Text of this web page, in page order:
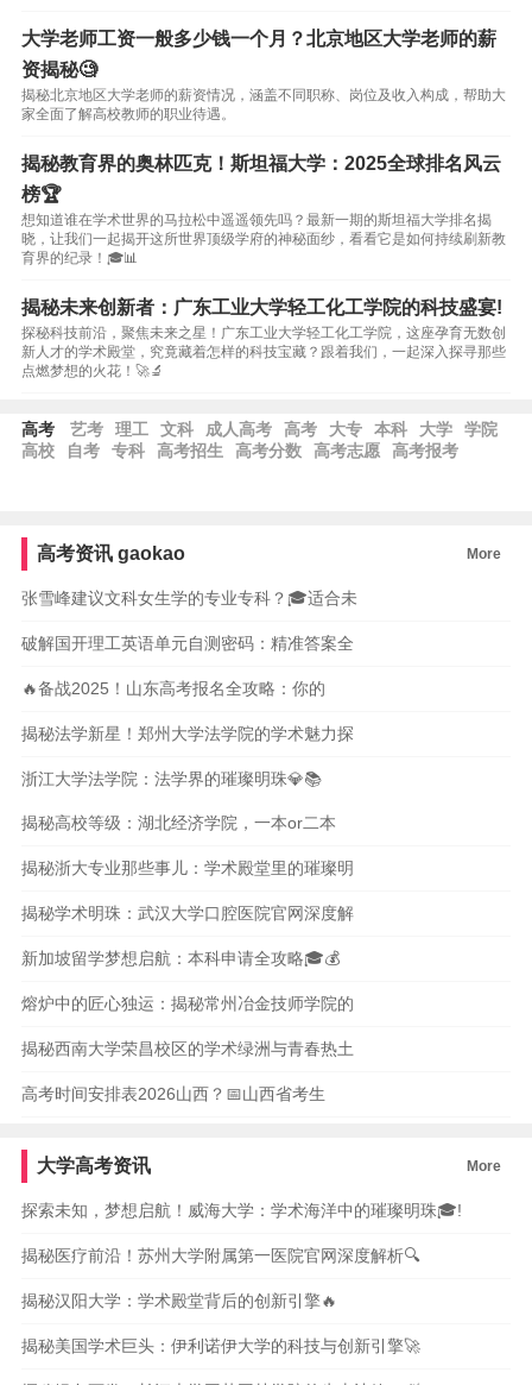
大学老师工资一般多少钱一个月？北京地区大学老师的薪
资揭秘🧐
揭秘北京地区大学老师的薪资情况，涵盖不同职称、岗位及收入构成，帮助大
家全面了解高校教师的职业待遇。
揭秘教育界的奥林匹克！斯坦福大学：2025全球排名风云
榜🏆
想知道谁在学术世界的马拉松中遥遥领先吗？最新一期的斯坦福大学排名揭
晓，让我们一起揭开这所世界顶级学府的神秘面纱，看看它是如何持续刷新教
育界的纪录！🎓📊
揭秘未来创新者：广东工业大学轻工化工学院的科技盛宴!
探秘科技前沿，聚焦未来之星！广东工业大学轻工化工学院，这座孕育无数创
新人才的学术殿堂，究竟藏着怎样的科技宝藏？跟着我们，一起深入探寻那些
点燃梦想的火花！🚀🔬
高考 艺考 理工 文科 成人高考 高考 大专 本科 大学
学院
高校
自考 专科 高考招生 高考分数 高考志愿 高考报考
高考资讯 gaokao More
张雪峰建议文科女生学的专业专科？🎓适合未
破解国开理工英语单元自测密码：精准答案全
🔥备战2025！山东高考报名全攻略：你的
揭秘法学新星！郑州大学法学院的学术魅力探
浙江大学法学院：法学界的璀璨明珠💎📚
揭秘高校等级：湖北经济学院，一本or二本
揭秘浙大专业那些事儿：学术殿堂里的璀璨明
揭秘学术明珠：武汉大学口腔医院官网深度解
新加坡留学梦想启航：本科申请全攻略🎓💰
熔炉中的匠心独运：揭秘常州冶金技师学院的
揭秘西南大学荣昌校区的学术绿洲与青春热土
高考时间安排表2026山西？📅山西省考生
大学高考资讯 More
探索未知，梦想启航！威海大学：学术海洋中的璀璨明珠🎓!
揭秘医疗前沿！苏州大学附属第一医院官网深度解析🔍
揭秘汉阳大学：学术殿堂背后的创新引擎🔥
揭秘美国学术巨头：伊利诺伊大学的科技与创新引擎🚀